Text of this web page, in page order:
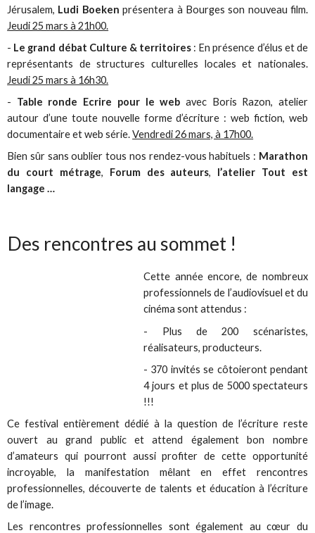
Jérusalem, Ludi Boeken présentera à Bourges son nouveau film.
Jeudi 25 mars à 21h00.
- Le grand débat Culture & territoires : En présence d’élus et de
représentants de structures culturelles locales et nationales.
Jeudi 25 mars à 16h30.
- Table ronde Ecrire pour le web avec Boris Razon, atelier
autour d’une toute nouvelle forme d’écriture : web fiction, web
documentaire et web série.Vendredi 26 mars, à 17h00.
Bien sûr sans oublier tous nos rendez-vous habituels : Marathon
du court métrage, Forum des auteurs, l’atelier Tout est
langage …
Des rencontres au sommet !
Cette année encore, de nombreux
professionnels de l’audiovisuel et du
cinéma sont attendus :
- Plus de 200 scénaristes,
réalisateurs, producteurs.
- 370 invités se côtoieront pendant
4 jours et plus de 5000 spectateurs
!!!
Ce festival entièrement dédié à la question de l’écriture reste
ouvert au grand public et attend également bon nombre
d’amateurs qui pourront aussi profiter de cette opportunité
incroyable, la manifestation mêlant en effet rencontres
professionnelles, découverte de talents et éducation à l’écriture
de l’image.
Les rencontres professionnelles sont également au cœur du